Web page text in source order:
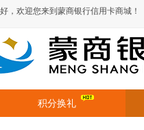
，欢迎您来到蒙商银行信用卡商城！
积分换礼